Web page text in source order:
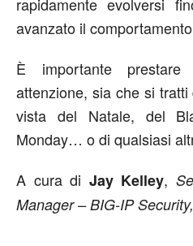
avanzato il
È importante
attenzione, sia che si
vista del Natale, del
Monday… o di qualsiasi
A cura di Jay Kelley,
Manager – BIG-IP